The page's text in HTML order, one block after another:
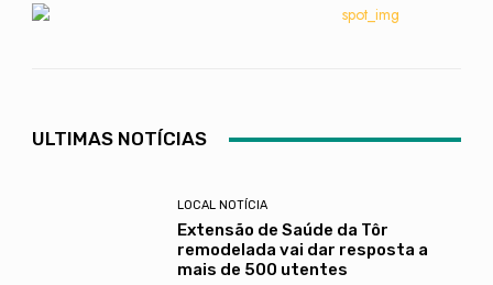
ULTIMAS NOTÍCIAS
LOCAL NOTÍCIA
Extensão de Saúde da Tôr
remodelada vai dar resposta a
mais de 500 utentes